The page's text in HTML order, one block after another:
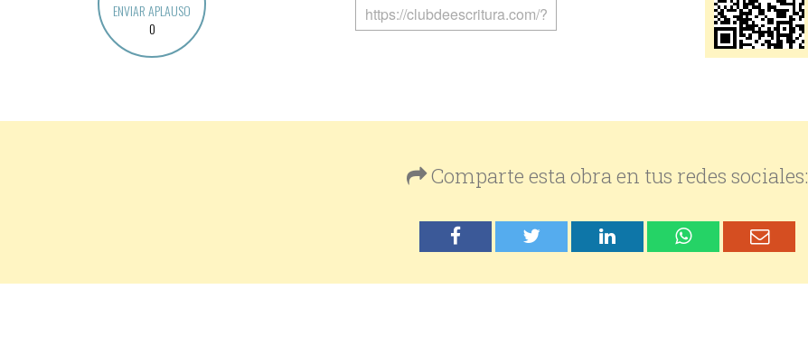
ENVIAR APLAUSO
0
Comparte esta obra en tus redes sociales: